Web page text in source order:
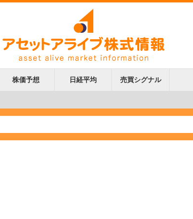
株価予想 日経平均 売買シグナル